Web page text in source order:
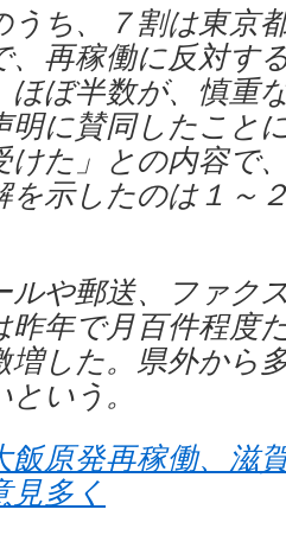
うち、７割は東京
、再稼働に反対す
ほぼ半数が、慎重
明に賛同したこと
けた」との内容で
を示したのは１～
ルや郵送、ファク
昨年で月百件程度
増した。県外から
いう。
飯原発再稼働、滋
見多く